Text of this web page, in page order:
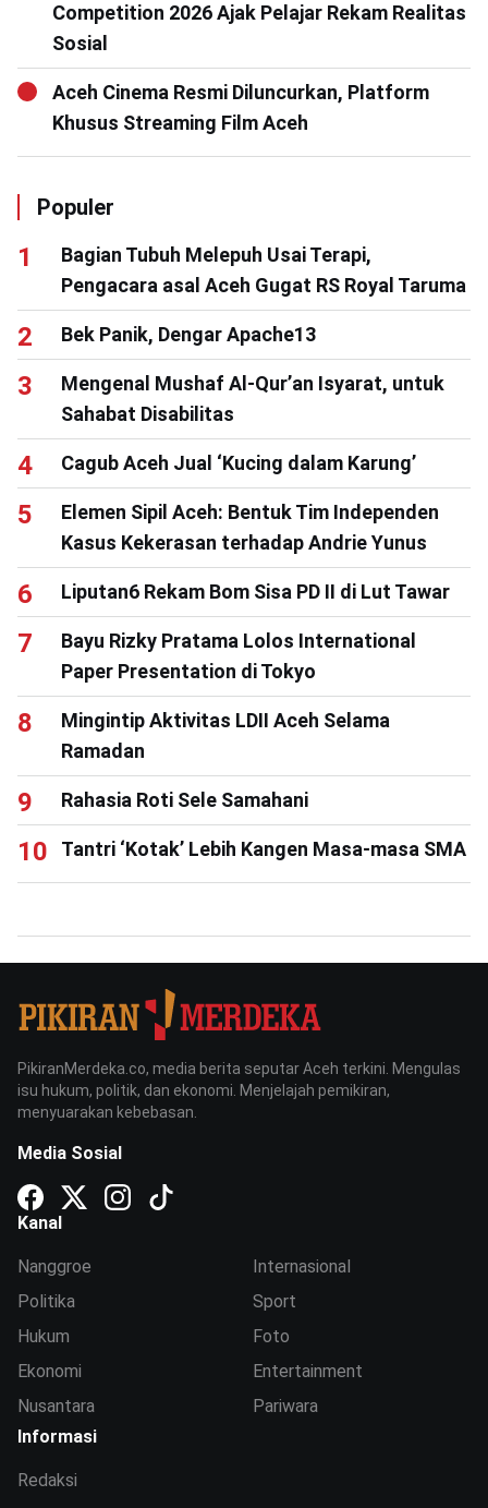
Competition 2026 Ajak Pelajar Rekam Realitas
Sosial
Aceh Cinema Resmi Diluncurkan, Platform
Khusus Streaming Film Aceh
Populer
Bagian Tubuh Melepuh Usai Terapi,
Pengacara asal Aceh Gugat RS Royal Taruma
Bek Panik, Dengar Apache13
Mengenal Mushaf Al-Qur’an Isyarat, untuk
Sahabat Disabilitas
Cagub Aceh Jual ‘Kucing dalam Karung’
Elemen Sipil Aceh: Bentuk Tim Independen
Kasus Kekerasan terhadap Andrie Yunus
Liputan6 Rekam Bom Sisa PD II di Lut Tawar
Bayu Rizky Pratama Lolos International
Paper Presentation di Tokyo
Mingintip Aktivitas LDII Aceh Selama
Ramadan
Rahasia Roti Sele Samahani
Tantri ‘Kotak’ Lebih Kangen Masa-masa SMA
PikiranMerdeka.co, media berita seputar Aceh terkini. Mengulas
isu hukum, politik, dan ekonomi. Menjelajah pemikiran,
menyuarakan kebebasan.
Media Sosial
Kanal
Nanggroe
Politika
Hukum
Ekonomi
Nusantara
Internasional
Sport
Foto
Entertainment
Pariwara
Informasi
Redaksi